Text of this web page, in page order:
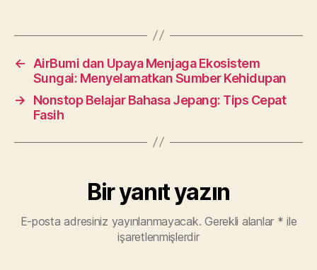
←
AirBumi dan Upaya Menjaga Ekosistem
Sungai: Menyelamatkan Sumber Kehidupan
→
Nonstop Belajar Bahasa Jepang: Tips Cepat
Fasih
Bir yanıt yazın
E-posta adresiniz yayınlanmayacak. Gerekli alanlar * ile
işaretlenmişlerdir